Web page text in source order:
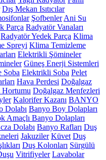
Dış Mekan Isıtıcılar
Şofbenler Ani Su
Parça Radyatör Vanaları
Radyatör Yedek Parça Klima
Spreyi Klima Temizleme
Elektrikli Şömineler
Güneş Enerji Sistemleri
Soba Elektrikli Soba Pelet
Hava Perdesi Doğalgaz
Hortumu Doğalgaz Menfezleri
Kalorifer Kazanı BANYO
Dolabı Banyo Boy Dolapları
Amaçlı Banyo Dolapları
Dolabı Banyo Rafları Duş
Jakuziler Küvet Duş
Duş Kolonları Sürgülü
Vitrifiyeler Lavabolar